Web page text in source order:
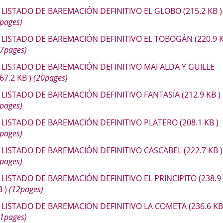
LISTADO DE BAREMACIÓN DEFINITIVO EL GLOBO(215.2 KB)
LISTADO DE BAREMACIÓN DEFINITIVO EL TOBOGÁN (220.9
LISTADO DE BAREMACIÓN DEFINITIVO MAFALDA Y GUILLE
KB) (20pages)
LISTADO DE BAREMACIÓN DEFINITIVO FANTASÍA(212.9 KB)
LISTADO DE BAREMACIÓN DEFINITIVO PLATERO(208.1 KB)
LISTADO DE BAREMACIÓN DEFINITIVO CASCABEL(222.7 KB)
LISTADO DE BAREMACIÓN DEFINITIVO EL PRINCIPITO(238.9
) (12pages)
LISTADO DE BAREMACION DEFINITIVO LA COMETA(236.6